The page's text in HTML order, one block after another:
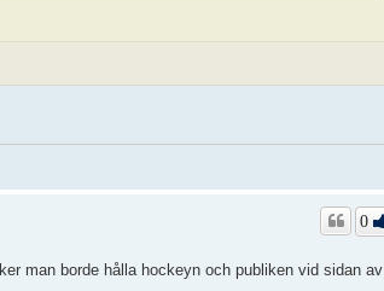
0
man borde hålla hockeyn och publiken vid sidan av